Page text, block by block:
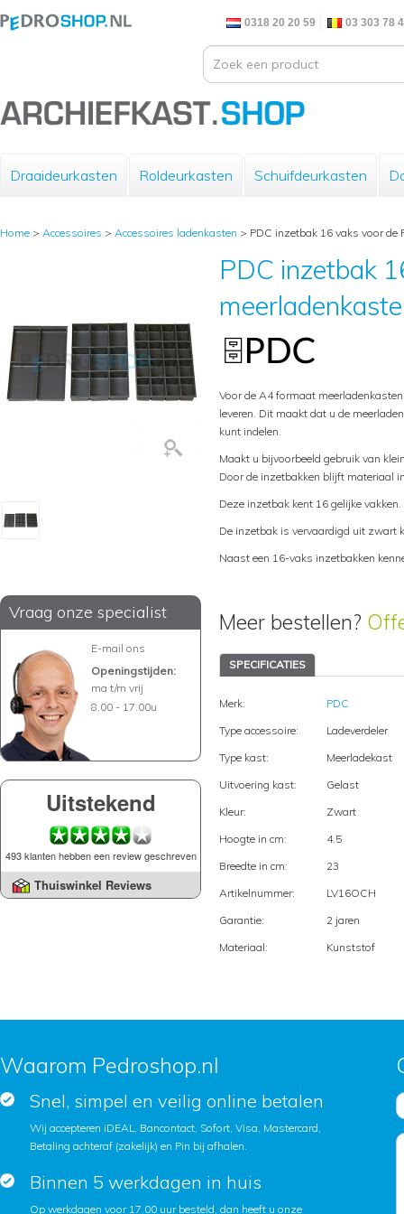
0318 20 20 59 03 303 78
Draaideurkasten Roldeurkasten Schuifdeurkasten
Home > Accessoires > Accessoires ladenkasten > PDC inzetbak 16 vaks voor de
Vraag onze specialist
E-mail ons
Openingstijden:
ma t/m vrij
8.00 - 17.00u
Uitstekend
493 klanten hebben een review geschreven
Thuiswinkel Reviews
PDC inzetbak
Voor de A4 formaat
leveren. Dit maakt dat u de
kunt indelen.
Maakt u bijvoorbeeld gebruik van
Door de inzetbakken blijft materiaal
Deze inzetbak kent 16 gelijke vakken.
De inzetbak is vervaardigd uit zwart
Naast een 16-vaks inzetbakken
Meer bestellen?
SPECIFICATIES
Merk:
PDC
Type accessoire:
Ladeverdeler
Type kast:
Meerladekast
Uitvoering kast:
Gelast
Kleur:
Zwart
Hoogte in cm:
4.5
Breedte in cm:
23
Artikelnummer:
LV16OCH
Garantie:
2 jaren
Materiaal:
Kunststof
Waarom Pedroshop.nl
Snel, simpel en veilig online betalen
Wij accepteren iDEAL, Bancontact, Sofort, Visa, Mastercard,
Betaling achteraf (zakelijk) en Pin bij afhalen.
Binnen 5 werkdagen in huis
Op werkdagen voor 17.00 uur besteld, dan heeft u onze